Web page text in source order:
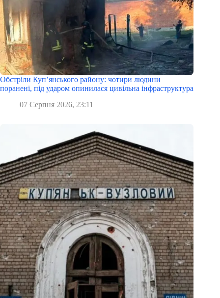
Обстріли Куп’янського району: чотири людини
поранені, під ударом опинилася цивільна інфраструктура
07 Серпня 2026, 23:11